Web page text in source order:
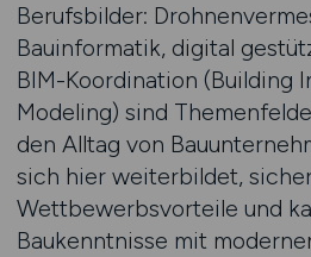
Berufsbilder:
Bauinformatik, digital
BIM-Koordination (Building
Modeling) sind
den Alltag von
sich hier weiterbildet,
Wettbewerbsvorteile und
Baukenntnisse mit